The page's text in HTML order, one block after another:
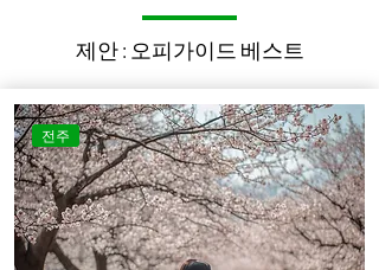
제안 : 오피가이드 베스트
전주